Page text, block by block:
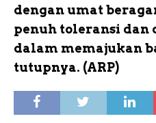
dengan umat
penuh toleransi dan
dalam memajukan
tutupnya. (ARP)